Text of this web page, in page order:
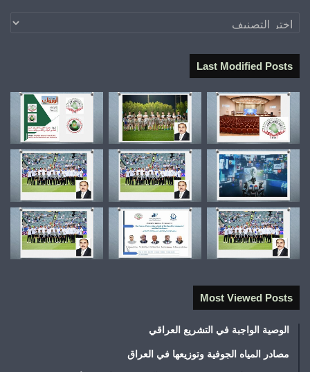
تصنيفات
Last Modified Posts
Most Viewed Posts
الوصية الواجبة في التشريع العراقي
مصادر المياه الجوفية وتوزيعها في العراق